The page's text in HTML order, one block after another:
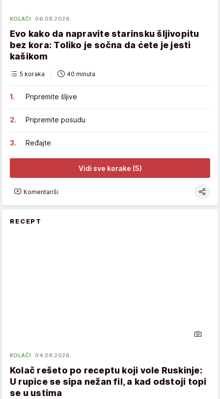
KOLAČI 06.08.2026.
Evo kako da napravite starinsku šljivopitu
bez kora: Toliko je sočna da ćete je jesti
kašikom
5 koraka 40 minuta
Pripremite šljive
Pripremite posudu
Ređajte
Vidi sve korake (5)
Komentariši
RECEPT
KOLAČI 04.08.2026.
Kolač rešeto po receptu koji vole Ruskinje:
U rupice se sipa nežan fil, a kad odstoji topi
se u ustima